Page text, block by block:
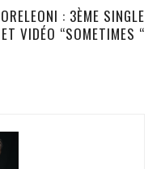
: 3ÈME SINGLE
ET VIDÉO “SOMETIMES “